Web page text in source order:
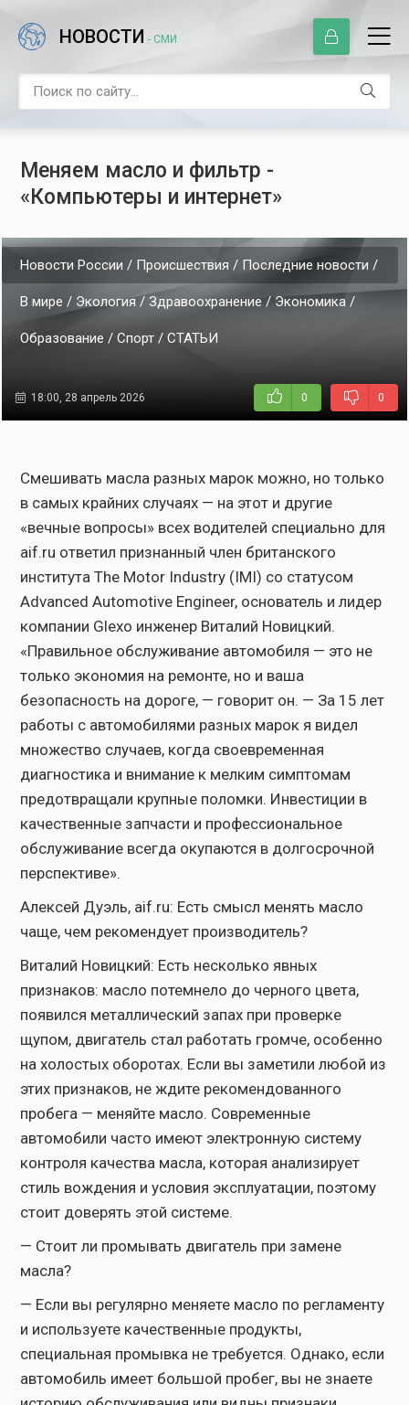
НОВОСТИ - СМИ
Меняем масло и фильтр -
«Компьютеры и интернет»
Новости России / Происшествия / Последние новости /
В мире / Экология / Здравоохранение / Экономика /
Образование / Спорт / СТАТЬИ
18:00, 28 апрель 2026 0 0
Смешивать масла разных марок можно, но только
в самых крайних случаях — на этот и другие
«вечные вопросы» всех водителей специально для
aif.ru ответил признанный член британского
института The Motor Industry (IMI) со статусом
Advanced Automotive Engineer, основатель и лидер
компании Glexo инженер Виталий Новицкий.
«Правильное обслуживание автомобиля — это не
только экономия на ремонте, но и ваша
безопасность на дороге, — говорит он. — За 15 лет
работы с автомобилями разных марок я видел
множество случаев, когда своевременная
диагностика и внимание к мелким симптомам
предотвращали крупные поломки. Инвестиции в
качественные запчасти и профессиональное
обслуживание всегда окупаются в долгосрочной
перспективе».
Алексей Дуэль, aif.ru: Есть смысл менять масло
чаще, чем рекомендует производитель?
Виталий Новицкий: Есть несколько явных
признаков: масло потемнело до черного цвета,
появился металлический запах при проверке
щупом, двигатель стал работать громче, особенно
на холостых оборотах. Если вы заметили любой из
этих признаков, не ждите рекомендованного
пробега — меняйте масло. Современные
автомобили часто имеют электронную систему
контроля качества масла, которая анализирует
стиль вождения и условия эксплуатации, поэтому
стоит доверять этой системе.
— Стоит ли промывать двигатель при замене
масла?
— Если вы регулярно меняете масло по регламенту
и используете качественные продукты,
специальная промывка не требуется. Однако, если
автомобиль имеет большой пробег, вы не знаете